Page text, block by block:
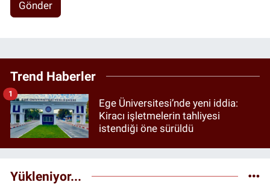
Gönder
Trend Haberler
Ege Üniversitesi’nde yeni iddia:
Kiracı işletmelerin tahliyesi
istendiği öne sürüldü
1
Yükleniyor...